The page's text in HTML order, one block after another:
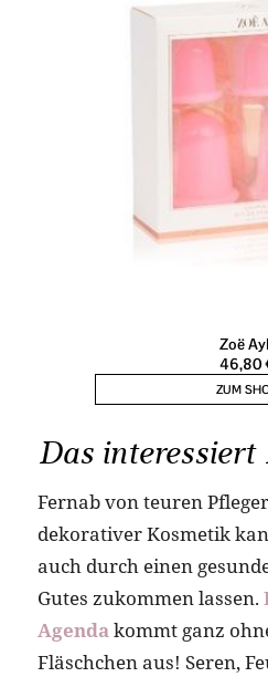
Das interessiert
Fernab von teuren
dekorativer Kosmetik
auch durch einen
Gutes zukommen lassen.
Agendakommt ganz
Fläschchen aus! Seren,